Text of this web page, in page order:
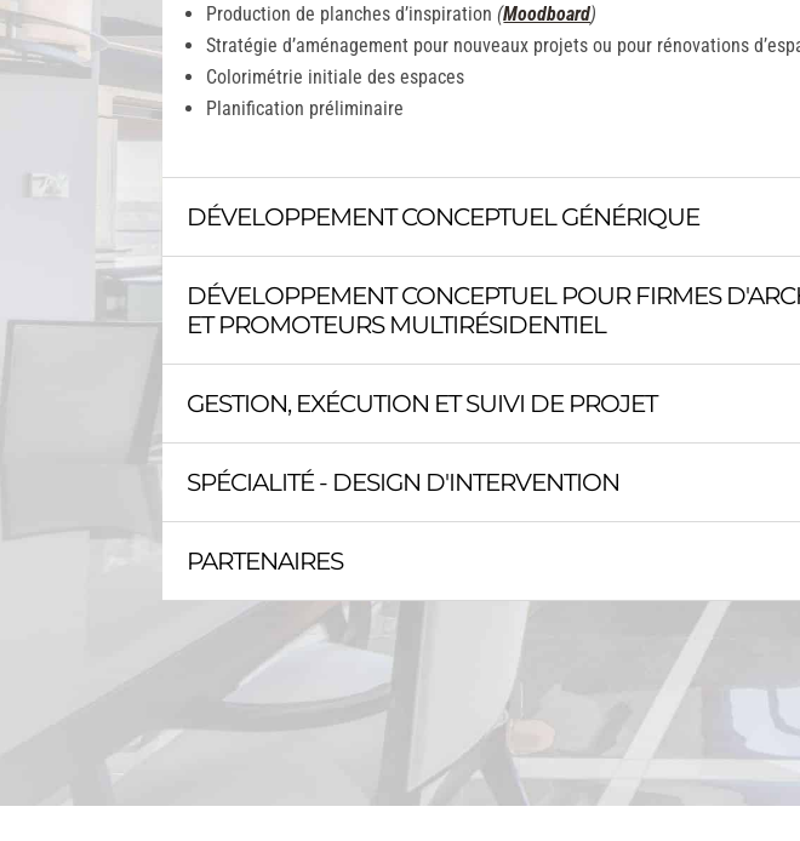
Production de planches d’inspiration(Moodboard)
Stratégie d’aménagement pour nouveaux projets ou pour rénovations
Colorimétrie initiale des espaces
Planification préliminaire
DÉVELOPPEMENT CONCEPTUEL GÉNÉRIQUE
DÉVELOPPEMENT CONCEPTUEL POUR FIRMES
ET PROMOTEURS MULTIRÉSIDENTIEL
GESTION, EXÉCUTION ET SUIVI DE PROJET
SPÉCIALITÉ - DESIGN D'INTERVENTION
PARTENAIRES